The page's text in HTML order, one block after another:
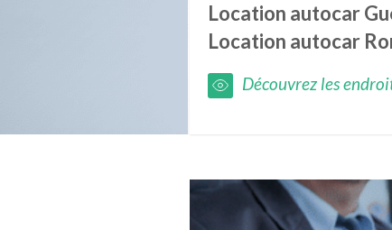
Location autocar
Location autocar
Découvrez les